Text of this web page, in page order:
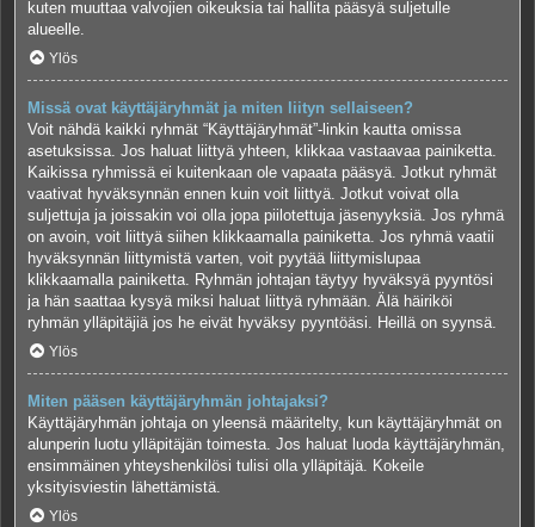
kuten muuttaa valvojien oikeuksia tai hallita pääsyä suljetulle
alueelle.
Ylös
Missä ovat käyttäjäryhmät ja miten liityn sellaiseen?
Voit nähdä kaikki ryhmät “Käyttäjäryhmät”-linkin kautta omissa
asetuksissa. Jos haluat liittyä yhteen, klikkaa vastaavaa painiketta.
Kaikissa ryhmissä ei kuitenkaan ole vapaata pääsyä. Jotkut ryhmät
vaativat hyväksynnän ennen kuin voit liittyä. Jotkut voivat olla
suljettuja ja joissakin voi olla jopa piilotettuja jäsenyyksiä. Jos ryhmä
on avoin, voit liittyä siihen klikkaamalla painiketta. Jos ryhmä vaatii
hyväksynnän liittymistä varten, voit pyytää liittymislupaa
klikkaamalla painiketta. Ryhmän johtajan täytyy hyväksyä pyyntösi
ja hän saattaa kysyä miksi haluat liittyä ryhmään. Älä häiriköi
ryhmän ylläpitäjiä jos he eivät hyväksy pyyntöäsi. Heillä on syynsä.
Ylös
Miten pääsen käyttäjäryhmän johtajaksi?
Käyttäjäryhmän johtaja on yleensä määritelty, kun käyttäjäryhmät on
alunperin luotu ylläpitäjän toimesta. Jos haluat luoda käyttäjäryhmän,
ensimmäinen yhteyshenkilösi tulisi olla ylläpitäjä. Kokeile
yksityisviestin lähettämistä.
Ylös